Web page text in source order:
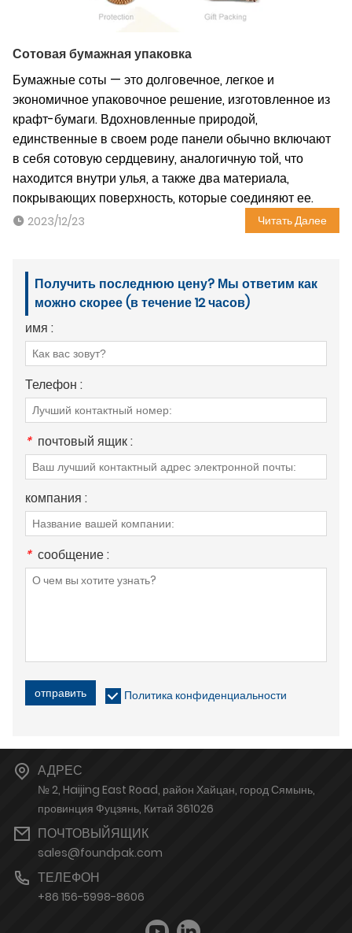
Сотовая бумажная упаковка
Бумажные соты — это долговечное, легкое и
экономичное упаковочное решение, изготовленное из
крафт-бумаги. Вдохновленные природой,
единственные в своем роде панели обычно включают
в себя сотовую сердцевину, аналогичную той, что
находится внутри улья, а также два материала,
покрывающих поверхность, которые соединяют ее.
2023/12/23 Читать Далее
Получить последнюю цену? Мы ответим как
можно скорее (в течение 12 часов)
имя :
Телефон :
* почтовый ящик :
компания :
* сообщение :
отправить Политика конфиденциальности
АДРЕС
№ 2, Haijing East Road, район Хайцан, город Сямынь,
провинция Фуцзянь, Китай 361026
ПОЧТОВЫЙЯЩИК
sales@foundpak.com
ТЕЛЕФОН
+86 156-5998-8606